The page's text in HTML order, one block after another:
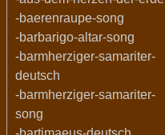
-baerenraupe-song
-barbarigo-altar-song
-barmherziger-samariter-
deutsch
-barmherziger-samariter-
song